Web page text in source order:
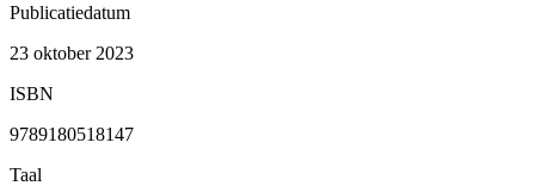
Publicatiedatum
23 oktober 2023
ISBN
9789180518147
Taal